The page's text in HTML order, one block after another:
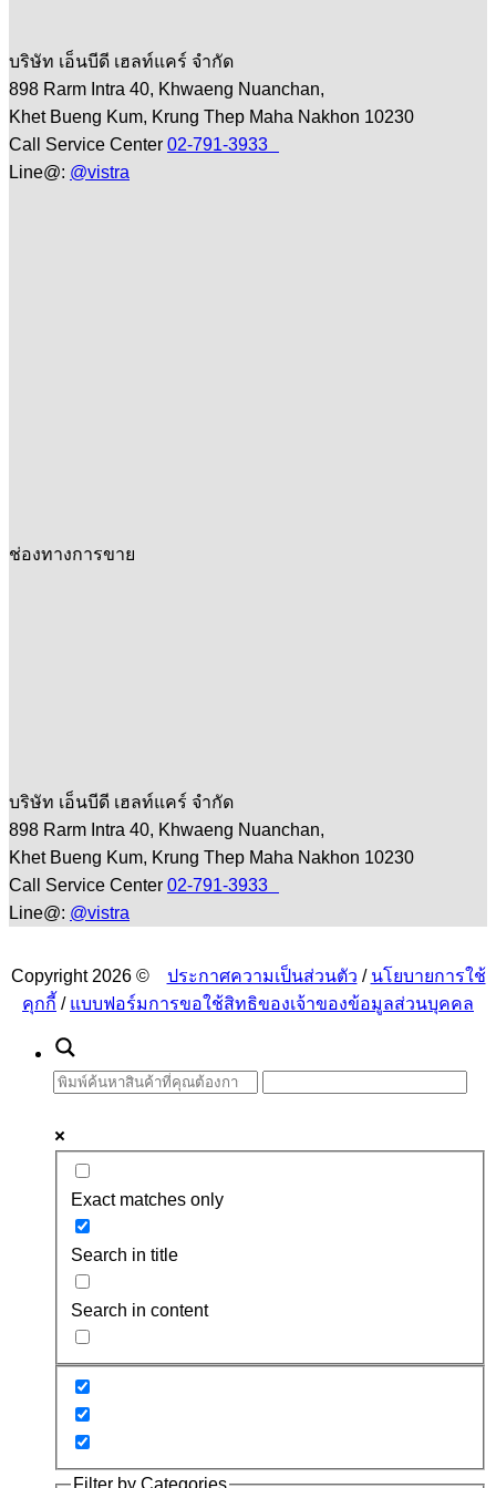
บริษัท เอ็นบีดี เฮลท์แคร์ จำกัด
898 Rarm Intra 40, Khwaeng Nuanchan,
Khet Bueng Kum, Krung Thep Maha Nakhon 10230
Call Service Center 02-791-3933
Line@: @vistra
ช่องทางการขาย
บริษัท เอ็นบีดี เฮลท์แคร์ จำกัด
898 Rarm Intra 40, Khwaeng Nuanchan,
Khet Bueng Kum, Krung Thep Maha Nakhon 10230
Call Service Center 02-791-3933
Line@: @vistra
Copyright 2026 © ประกาศความเป็นส่วนตัว / นโยบายการใช้
คุกกี้ / แบบฟอร์มการขอใช้สิทธิของเจ้าของข้อมูลส่วนบุคคล
Exact matches only
Search in title
Search in content
Filter by Categories